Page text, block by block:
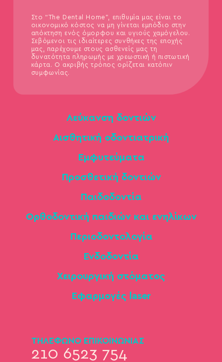
Στο “The Dental Home”, επιθυμία μας είναι το
οικονομικό κόστος να μη γίνεται εμπόδιο στην
απόκτηση ενός όμορφου και υγιούς χαμόγελου.
Σεβόμενοι τις ιδιαίτερες συνθήκες της εποχής
μας, παρέχουμε στους ασθενείς μας τη
δυνατότητα πληρωμής με χρεωστική ή πιστωτική
κάρτα. Ο ακριβής τρόπος ορίζεται κατόπιν
συμφωνίας.
Λεύκανση δοντιών
Αισθητική οδοντιατρική
Εμφυτεύματα
Προσθετική δοντιών
Παιδοδοντία
Ορθοδοντική παιδιών και ενηλίκων
Περιοδοντολογία
Ενδοδοντία
Χειρουργική στόματος
Εφαρμογές laser
ΤΗΛΕΦΩΝΟ ΕΠΙΚΟΙΝΩΝΙΑΣ
210 6523 754